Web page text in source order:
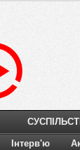
Інтерв'ю